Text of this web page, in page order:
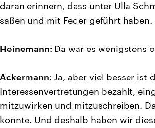
daran erinnern, dass unter Ulla
saßen und mit Feder geführt
Heinemann: Da war es wenigstens
Ackermann: Ja, aber viel besser ist
Interessenvertretungen bezahlt,
mitzuwirken und mitzuschreiben.
konnte. Und deshalb haben wir